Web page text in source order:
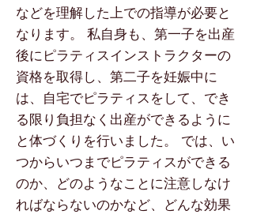
などを理解した上での指導が必要と
なります。 私自身も、第一子を出産
後にピラティスインストラクターの
資格を取得し、第二子を妊娠中に
は、自宅でピラティスをして、でき
る限り負担なく出産ができるように
と体づくりを行いました。 では、い
つからいつまでピラティスができる
のか、どのようなことに注意しなけ
ればならないのかなど、どんな効果